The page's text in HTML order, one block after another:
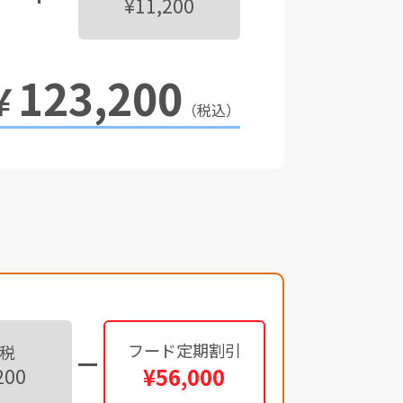
123,200 （税込）
フード定期割引
¥56,000